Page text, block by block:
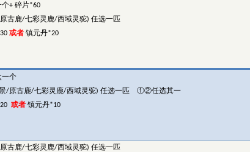
个+碎片*60
原古鹿/七彩灵鹿/西域灵驼)任选一匹
或者 镇元丹*20
个
/原古鹿/七彩灵鹿/西域灵驼)任选一匹 ①②任选其一
或者 镇元丹*10
原古鹿/七彩灵鹿/西域灵驼)任选一匹